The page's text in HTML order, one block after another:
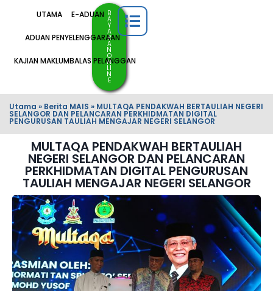
UTAMA E-ADUAN
ADUAN PENYELENGGARAAN
KAJIAN MAKLUMBALAS PELANGGAN
B
A
Y
A
R
A
N
O
N
LI
N
E
Utama » Berita MAIS » MULTAQA PENDAKWAH BERTAULIAH NEGERI
SELANGOR DAN PELANCARAN PERKHIDMATAN DIGITAL
PENGURUSAN TAULIAH MENGAJAR NEGERI SELANGOR
MULTAQA PENDAKWAH BERTAULIAH
NEGERI SELANGOR DAN PELANCARAN
PERKHIDMATAN DIGITAL PENGURUSAN
TAULIAH MENGAJAR NEGERI SELANGOR